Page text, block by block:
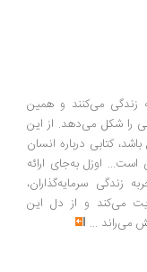
می‌کنند و همین
می‌دهد. از این
درباره انسان
به‌جای ارائه
سرمایه‌گذاران،
و از دل این
...